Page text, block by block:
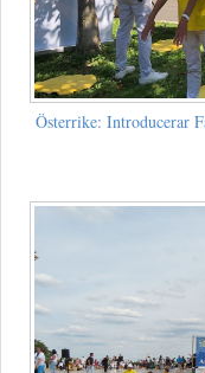
Österrike: Introducerar